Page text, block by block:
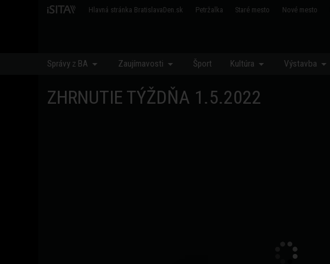
Hlavná stránka BratislavaDen.sk Petržalka Staré mesto Nové mesto
Správy z BA Zaujímavosti Šport Kultúra Výstavba
ZHRNUTIE TÝŽDŇA 1.5.2022